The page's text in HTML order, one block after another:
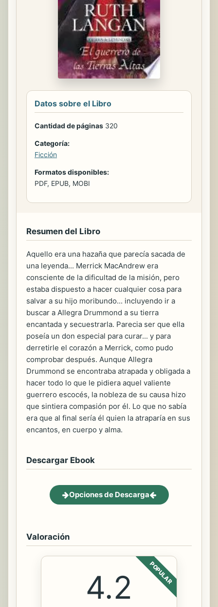
Datos sobre el Libro
Cantidad de páginas 320
Categoría:
Ficción
Formatos disponibles:
PDF, EPUB, MOBI
Resumen del Libro
Aquello era una hazaña que parecía sacada de
una leyenda... Merrick MacAndrew era
consciente de la dificultad de la misión, pero
estaba dispuesto a hacer cualquier cosa para
salvar a su hijo moribundo... incluyendo ir a
buscar a Allegra Drummond a su tierra
encantada y secuestrarla. Parecia ser que ella
poseía un don especial para curar... y para
derretirle el corazón a Merrick, como pudo
comprobar después. Aunque Allegra
Drummond se encontraba atrapada y obligada a
hacer todo lo que le pidiera aquel valiente
guerrero escocés, la nobleza de su causa hizo
que sintiera compasión por él. Lo que no sabía
era que al final sería él quien la atraparía en sus
encantos, en cuerpo y alma.
Descargar Ebook
Opciones de Descarga
Valoración
POPULAR
4.2